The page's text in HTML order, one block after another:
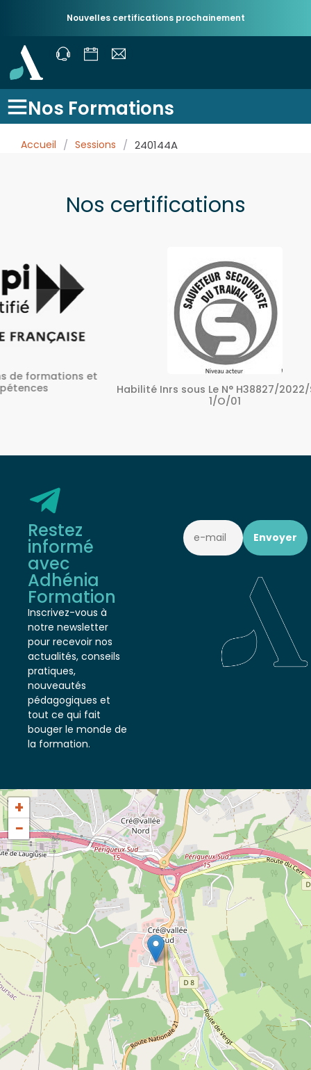
Nouvelles certifications prochainement
Nos Formations
Accueil / Sessions / 240144A
Nos certifications
et
Habilité Inrs sous Le N° H38827/2022/SST-
Restez
informé
avec
Adhénia
Formation
Inscrivez-vous à
notre newsletter
pour recevoir nos
actualités, conseils
pratiques,
nouveautés
pédagogiques et
tout ce qui fait
bouger le monde de
la formation.
+
−